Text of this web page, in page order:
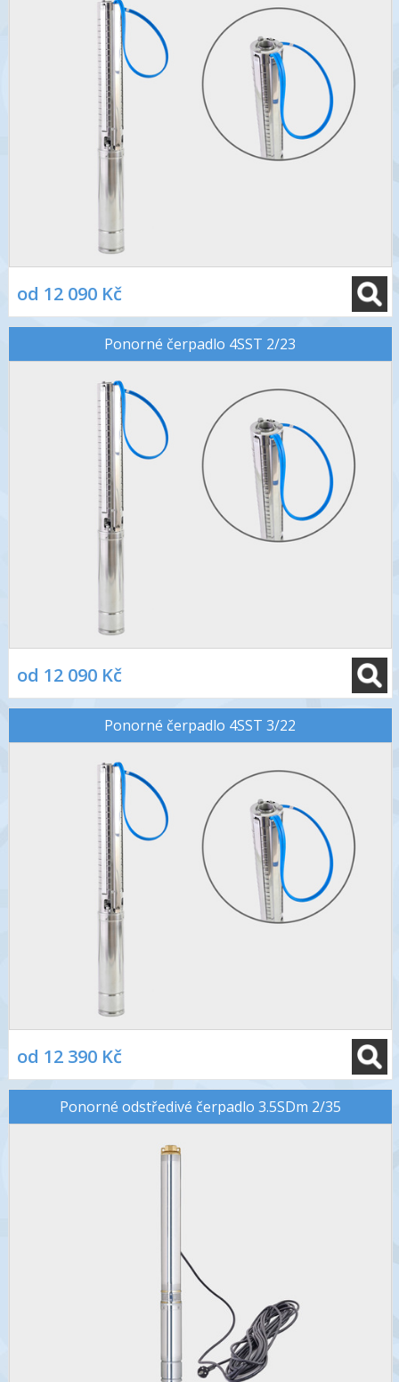
od 12 090 Kč
Ponorné čerpadlo 4SST 2/23
od 12 090 Kč
Ponorné čerpadlo 4SST 3/22
od 12 390 Kč
Ponorné odstředivé čerpadlo 3.5SDm 2/35